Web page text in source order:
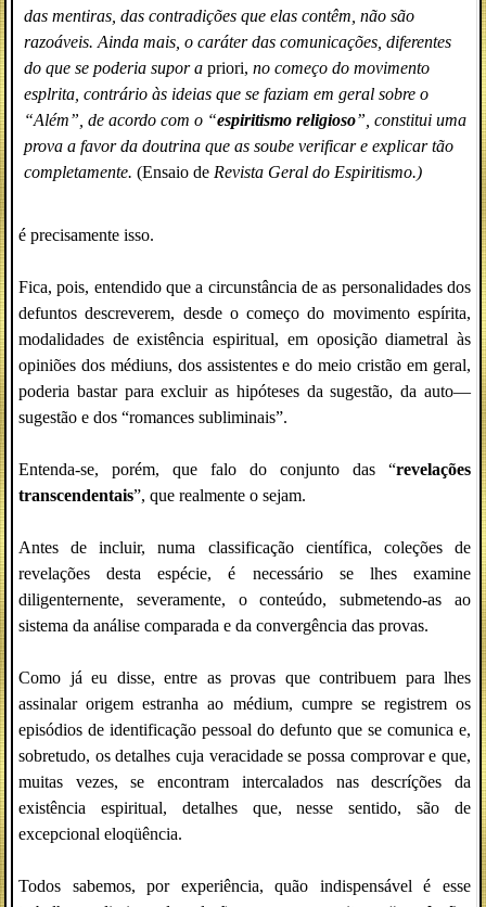
das mentiras, das contradições que elas contêm, não são
razoáveis. Ainda mais, o caráter das comunicações, diferentes
do que se poderia supor a priori, no começo do movimento
esplrita, contrário às ideias que se faziam em geral sobre o
“Além”, de acordo com o “espiritismo religioso”, constitui uma
prova a favor da doutrina que as soube verificar e explicar tão
completamente. (Ensaio de Revista Geral do Espiritismo.)
é precisamente isso.
Fica, pois, entendido que a circunstância de as personalidades dos
defuntos descreverem, desde o começo do movimento espírita,
modalidades de existência espiritual, em oposição diametral às
opiniões dos médiuns, dos assistentes e do meio cristão em geral,
poderia bastar para excluir as hipóteses da sugestão, da auto—
sugestão e dos “romances subliminais”.
Entenda-se, porém, que falo do conjunto das “revelações
transcendentais”, que realmente o sejam.
Antes de incluir, numa classificação científica, coleções de
revelações desta espécie, é necessário se lhes examine
diligenternente, severamente, o conteúdo, submetendo-as ao
sistema da análise comparada e da convergência das provas.
Como já eu disse, entre as provas que contribuem para lhes
assinalar origem estranha ao médium, cumpre se registrem os
episódios de identificação pessoal do defunto que se comunica e,
sobretudo, os detalhes cuja veracidade se possa comprovar e que,
muitas vezes, se encontram intercalados nas descríções da
existência espiritual, detalhes que, nesse sentido, são de
excepcional eloqüência.
Todos sabemos, por experiência, quão indispensável é esse